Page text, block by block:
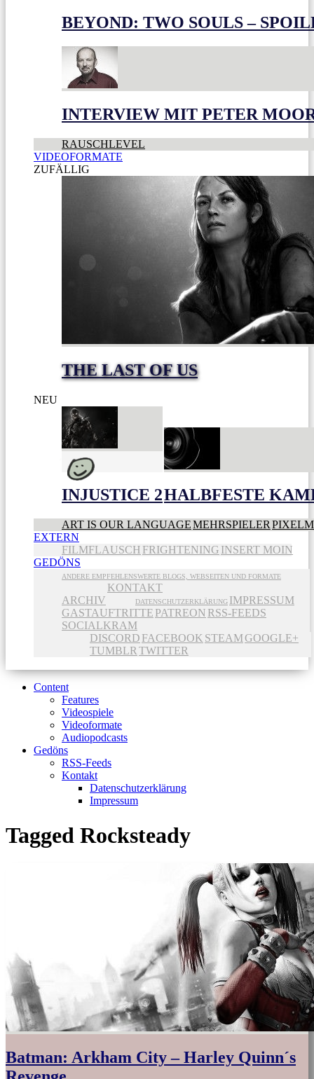
BEYOND: TWO SOULS –
INTERVIEW MIT PETER
RAUSCHLEVEL
VIDEOFORMATE
ZUFÄLLIG
THE LAST OF US
NEU
INJUSTICE 2HALBFESTE
ART IS OUR LANGUAGEMEHRSPIELER
EXTERN
FILMFLAUSCH FRIGHTENING INSERT MOIN
GEDÖNS
ANDERE EMPFEHLENSWERTE BLOGS, WEBSEITEN UND FORMATE
ARCHIV
KONTAKT
DATENSCHUTZERKLÄRUNG IMPRESSUM
GASTAUFTRITTE PATREON RSS-FEEDS
SOCIALKRAM
DISCORD FACEBOOK STEAMGOOGLE+
TUMBLR TWITTER
Content
Features
Videospiele
Videoformate
Audiopodcasts
Gedöns
RSS-Feeds
Kontakt
Datenschutzerklärung
Impressum
Tagged Rocksteady
Batman: Arkham City – Harley Quinn´s